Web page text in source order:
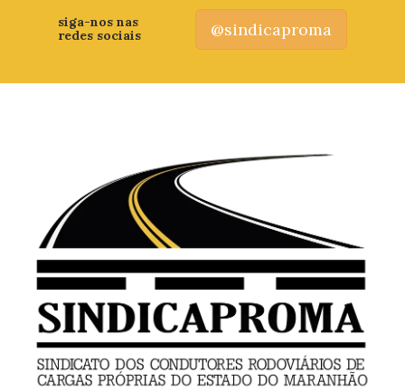
siga-nos nas
redes sociais
@sindicaproma